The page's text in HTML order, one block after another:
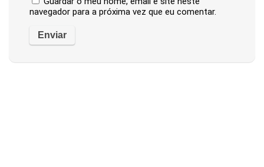
navegador para a próxima vez que eu comentar.